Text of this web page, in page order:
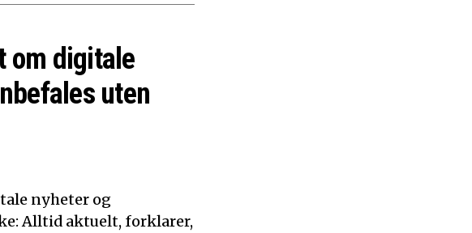
om digitale
uten
nyheter og
Alltid aktuelt, forklarer,